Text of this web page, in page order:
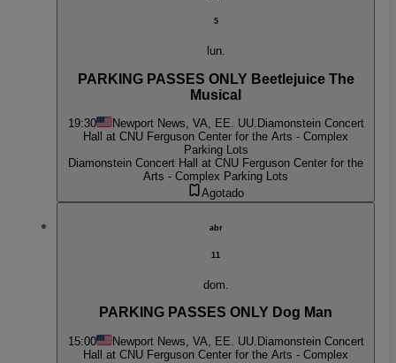
5
lun.
PARKING PASSES ONLY Beetlejuice The
Musical
19:30 Newport News, VA, EE. UU. Diamonstein Concert
Hall at CNU Ferguson Center for the Arts - Complex
Parking Lots
Diamonstein Concert Hall at CNU Ferguson Center for the
Arts - Complex Parking Lots
Agotado
abr
11
dom.
PARKING PASSES ONLY Dog Man
15:00 Newport News, VA, EE. UU. Diamonstein Concert
Hall at CNU Ferguson Center for the Arts - Complex